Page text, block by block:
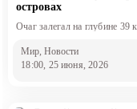
островах
Очаг залегал на глубине 39
Мир, Новости
18:00, 25 июня, 2026